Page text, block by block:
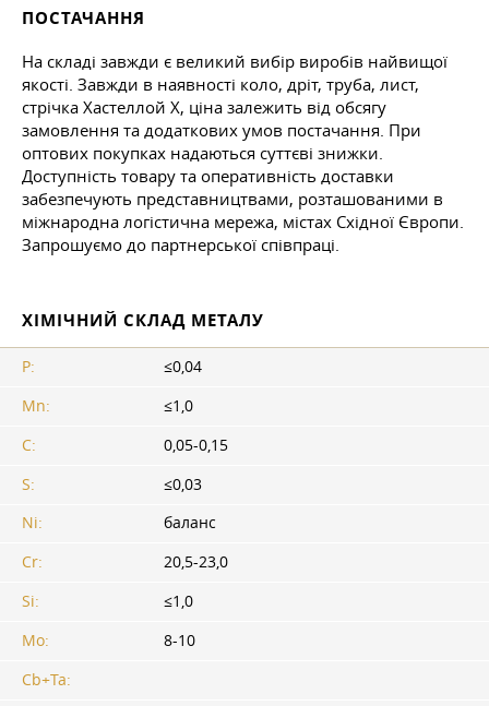
ПОСТАЧАННЯ
На складі завжди є великий вибір виробів найвищої
якості. Завжди в наявності коло, дріт, труба, лист,
стрічка Хастеллой Х, ціна залежить від обсягу
замовлення та додаткових умов постачання. При
оптових покупках надаються суттєві знижки.
Доступність товару та оперативність доставки
забезпечують представництвами, розташованими в
міжнародна логістична мережа, містах Східної Європи.
Запрошуємо до партнерської співпраці.
ХІМІЧНИЙ СКЛАД МЕТАЛУ
P:
≤0,04
Mn:
≤1,0
C:
0,05-0,15
S:
≤0,03
Ni:
баланс
Cr:
20,5-23,0
Si:
≤1,0
Mo:
8-10
Cb+Ta: